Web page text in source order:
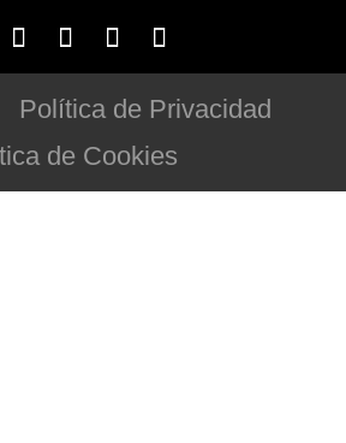
Política de Privacidad
de Cookies